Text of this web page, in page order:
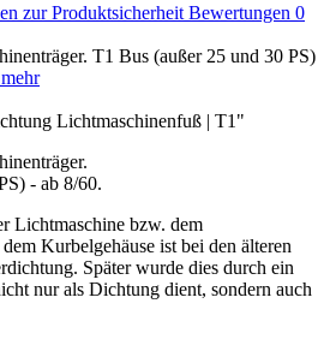
zur Produktsicherheit Bewertungen 0
T1 Bus (außer 25 und 30 PS)
mehr
Lichtmaschinenfuß | T1"
- ab 8/60.
Lichtmaschine bzw. dem
Kurbelgehäuse ist bei den älteren
Später wurde dies durch ein
nur als Dichtung dient, sondern auch